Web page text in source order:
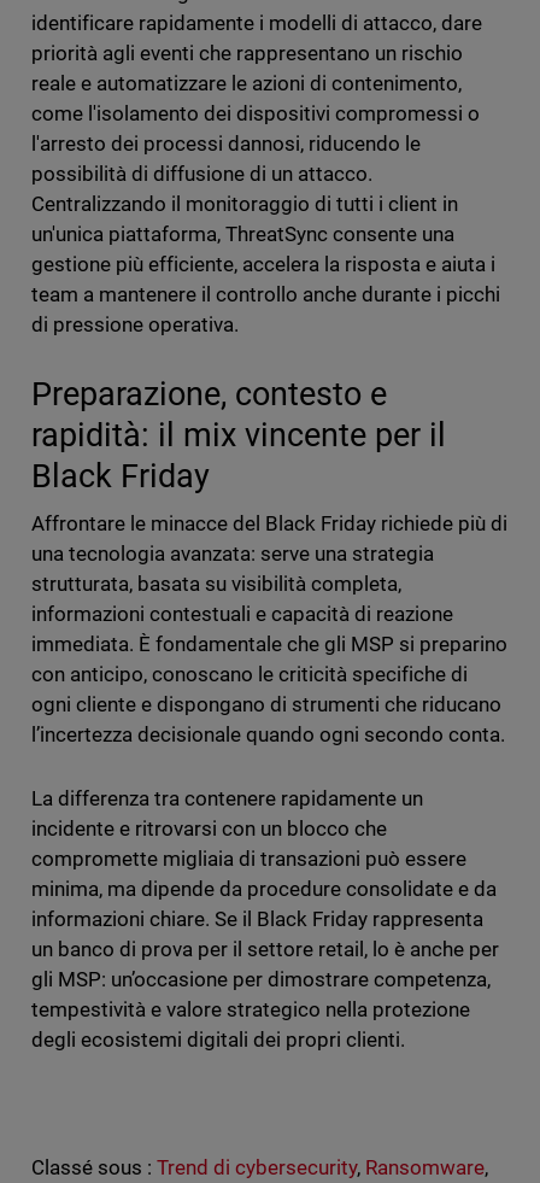
identificare rapidamente i modelli di attacco, dare
priorità agli eventi che rappresentano un rischio
reale e automatizzare le azioni di contenimento,
come l'isolamento dei dispositivi compromessi o
l'arresto dei processi dannosi, riducendo le
possibilità di diffusione di un attacco.
Centralizzando il monitoraggio di tutti i client in
un'unica piattaforma, ThreatSync consente una
gestione più efficiente, accelera la risposta e aiuta i
team a mantenere il controllo anche durante i picchi
di pressione operativa.
Preparazione, contesto e
rapidità: il mix vincente per il
Black Friday
Affrontare le minacce del Black Friday richiede più di
una tecnologia avanzata: serve una strategia
strutturata, basata su visibilità completa,
informazioni contestuali e capacità di reazione
immediata. È fondamentale che gli MSP si preparino
con anticipo, conoscano le criticità specifiche di
ogni cliente e dispongano di strumenti che riducano
l’incertezza decisionale quando ogni secondo conta.
La differenza tra contenere rapidamente un
incidente e ritrovarsi con un blocco che
compromette migliaia di transazioni può essere
minima, ma dipende da procedure consolidate e da
informazioni chiare. Se il Black Friday rappresenta
un banco di prova per il settore retail, lo è anche per
gli MSP: un’occasione per dimostrare competenza,
tempestività e valore strategico nella protezione
degli ecosistemi digitali dei propri clienti.
Classé sous : Trend di cybersecurity, Ransomware,